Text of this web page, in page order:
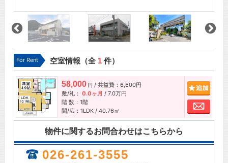
For Rent 空室情報（全 1件）
58,000 円 / 共益費：6,600円
敷/礼： 0.0ヶ月 / 7.0万円
階 数：1階
間/広：1LDK / 40.76㎡
お問
物件に関するお問合わせはこちらから
026-261-3555